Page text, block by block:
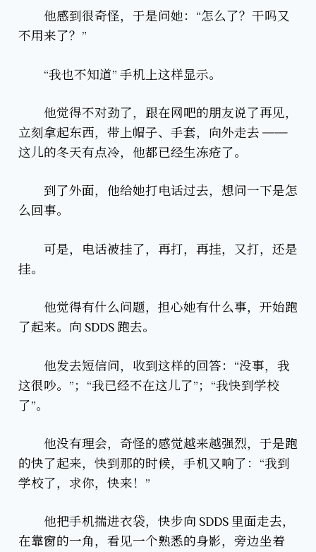
他感到很奇怪，于是问她：“怎么了？干吗又
不用来了？”
“我也不知道” 手机上这样显示。
他觉得不对劲了，跟在网吧的朋友说了再见，
立刻拿起东西，带上帽子、手套，向外走去 ——
这儿的冬天有点冷，他都已经生冻疮了。
到了外面，他给她打电话过去，想问一下是怎
么回事。
可是，电话被挂了，再打，再挂，又打，还是
挂。
他觉得有什么问题，担心她有什么事，开始跑
了起来。向 SDDS 跑去。
他发去短信问，收到这样的回答：“没事，我
这很吵。”；“我已经不在这儿了”；“我快到学校
了”。
他没有理会，奇怪的感觉越来越强烈，于是跑
的快了起来，快到那的时候，手机又响了：“我到
学校了，求你，快来！”
他把手机揣进衣袋，快步向 SDDS 里面走去，
在靠窗的一角，看见一个熟悉的身影，旁边坐着